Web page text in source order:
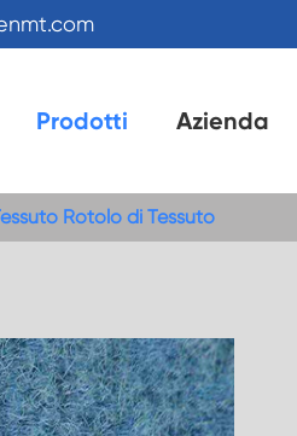
Prodotti Azienda
Rotolo di Tessuto